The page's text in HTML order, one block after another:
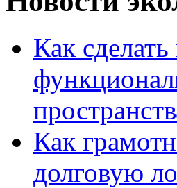
Как
Как
долговую